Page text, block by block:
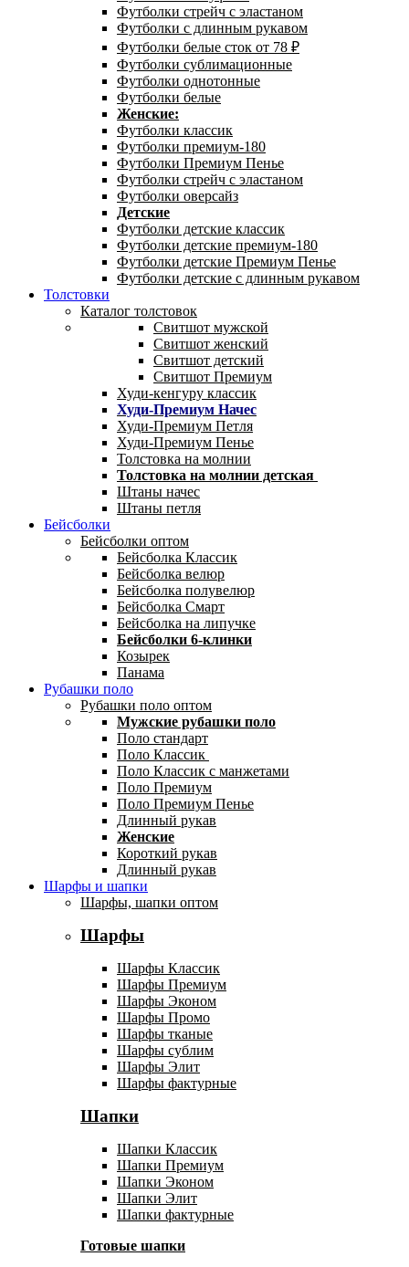
Футболки стрейч с эластаном
Футболки с длинным рукавом
Футболки белые сток от 78 ₽
Футболки сублимационные
Футболки однотонные
Футболки белые
Женские:
Футболки классик
Футболки премиум-180
Футболки Премиум Пенье
Футболки стрейч с эластаном
Футболки оверсайз
Детские
Футболки детские классик
Футболки детские премиум-180
Футболки детские Премиум Пенье
Футболки детские с длинным рукавом
Толстовки
Каталог толстовок
Свитшот мужской
Свитшот женский
Свитшот детский
Свитшот Премиум
Худи-кенгуру классик
Худи-Премиум Начес
Худи-Премиум Петля
Худи-Премиум Пенье
Толстовка на молнии
Толстовка на молнии детская
Штаны начес
Штаны петля
Бейсболки
Бейсболки оптом
Бейсболка Классик
Бейсболка велюр
Бейсболка полувелюр
Бейсболка Смарт
Бейсболка на липучке
Бейсболки 6-клинки
Козырек
Панама
Рубашки поло
Рубашки поло оптом
Мужские рубашки поло
Поло стандарт
Поло Классик
Поло Классик с манжетами
Поло Премиум
Поло Премиум Пенье
Длинный рукав
Женские
Короткий рукав
Длинный рукав
Шарфы и шапки
Шарфы, шапки оптом
Шарфы
Шарфы Классик
Шарфы Премиум
Шарфы Эконом
Шарфы Промо
Шарфы тканые
Шарфы сублим
Шарфы Элит
Шарфы фактурные
Шапки
Шапки Классик
Шапки Премиум
Шапки Эконом
Шапки Элит
Шапки фактурные
Готовые шапки